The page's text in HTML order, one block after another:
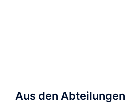
Aus den Abteilungen